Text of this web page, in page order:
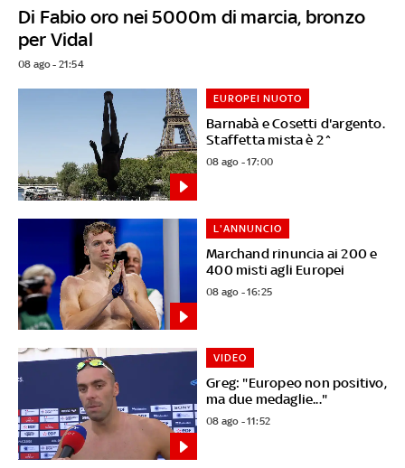
Di Fabio oro nei 5000m di marcia, bronzo
per Vidal
08 ago - 21:54
Barnabà e Cosetti d'argento.
Staffetta mista è 2^
EUROPEI NUOTO
08 ago - 17:00
Marchand rinuncia ai 200 e
400 misti agli Europei
L'ANNUNCIO
08 ago - 16:25
Greg: "Europeo non positivo,
ma due medaglie..."
VIDEO
08 ago - 11:52